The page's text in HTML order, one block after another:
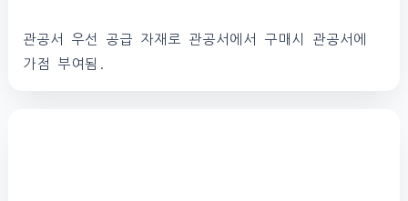
관공서 우선 공급 자재로 관공서에서 구매시 관공서에
가점 부여됨.